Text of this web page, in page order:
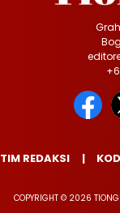
TIM REDAKSI
COPYRIGHT © 2026